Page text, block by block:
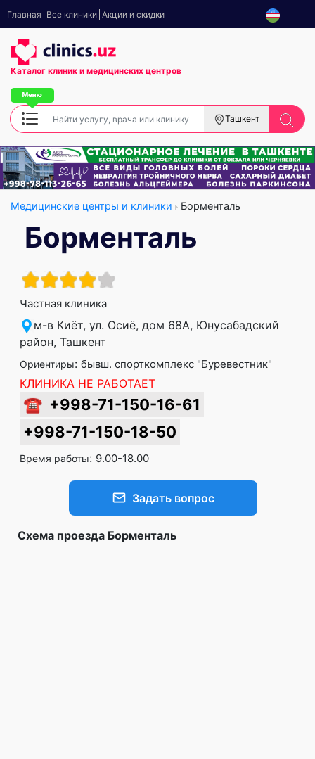
Главная Все клиники Акции и скидки
Каталог клиник и медицинских центров
Ташкент
Медицинские центры и клиники Борменталь
Борменталь
Частная клиника
м-в Киёт, ул. Осиё, дом 68А, Юнусабадский
район, Ташкент
Ориентиры: бывш. спорткомплекс "Буревестник"
КЛИНИКА НЕ РАБОТАЕТ
☎ +998-71-150-16-61
+998-71-150-18-50
Время работы: 9.00-18.00
Задать вопрос
Схема проезда Борменталь